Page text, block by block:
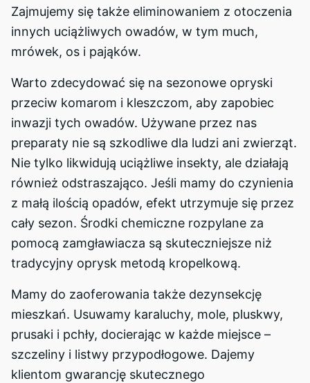
Zajmujemy się także eliminowaniem z otoczenia
innych uciążliwych owadów, w tym much,
mrówek, os i pająków.
Warto zdecydować się na sezonowe opryski
przeciw komarom i kleszczom, aby zapobiec
inwazji tych owadów. Używane przez nas
preparaty nie są szkodliwe dla ludzi ani zwierząt.
Nie tylko likwidują uciążliwe insekty, ale działają
również odstraszająco. Jeśli mamy do czynienia
z małą ilością opadów, efekt utrzymuje się przez
cały sezon. Środki chemiczne rozpylane za
pomocą zamgławiacza są skuteczniejsze niż
tradycyjny oprysk metodą kropelkową.
Mamy do zaoferowania także dezynsekcję
mieszkań. Usuwamy karaluchy, mole, pluskwy,
prusaki i pchły, docierając w każde miejsce –
szczeliny i listwy przypodłogowe. Dajemy
klientom gwarancję skutecznego